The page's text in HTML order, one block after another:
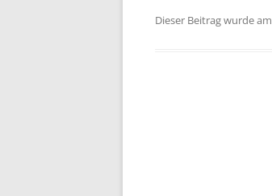
Dieser Beitrag wurde am